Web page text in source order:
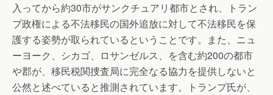
入ってから約30市がサンクチュアリ都市とされ、トラン
プ政権による不法移民の国外追放に対して不法移民を保
護する姿勢が取られているということです。また、ニュ
ーヨーク、シカゴ、ロサンゼルス、を含む約200の都市
や郡が、移民税関捜査局に完全なる協力を提供しないと
公然と述べていると推測されています。トランプ氏が、